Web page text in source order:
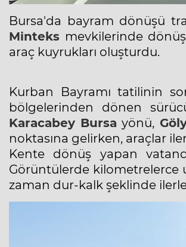
Bursa'da bayram dönüşü
Minteks mevkilerinde
araç kuyrukları oluşturdu.
Kurban Bayramı tatilinin
bölgelerinden dönen
Karacabey Bursa yönü,
noktasına gelirken, araçlar
Kente dönüş yapan
Görüntülerde kilometrelerce
zaman dur-kalk şeklinde